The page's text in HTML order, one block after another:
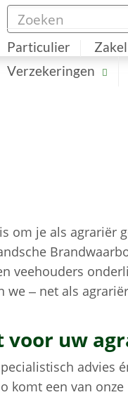
Particulier
Verzekeringen
om je als agrariër
veehouders
– net als
voor uw
advies
komt een van